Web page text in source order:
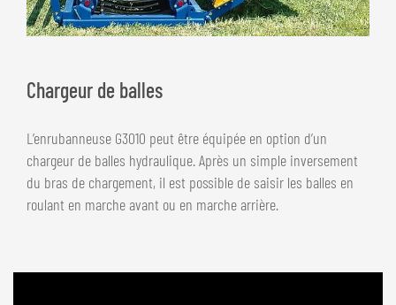
Chargeur de balles
L’enrubanneuse G3010 peut être équipée en option d’un
chargeur de balles hydraulique. Après un simple inversement
du bras de chargement, il est possible de saisir les balles en
roulant en marche avant ou en marche arrière.